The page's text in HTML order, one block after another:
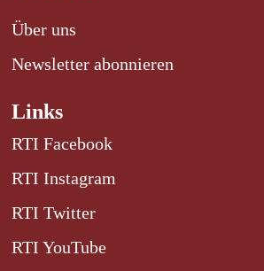
Über uns
Newsletter abonnieren
Links
RTI Facebook
RTI Instagram
RTI Twitter
RTI YouTube